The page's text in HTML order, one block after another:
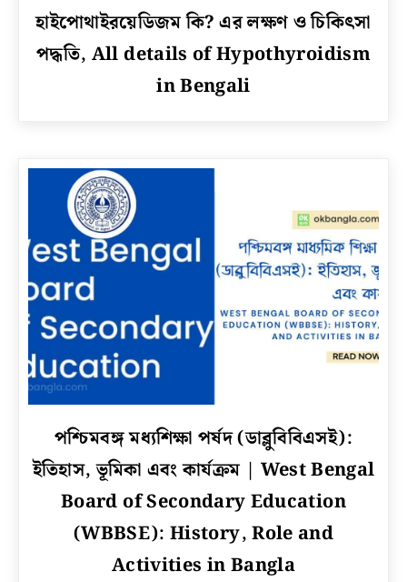
link
হাইপোথাইরয়েডিজম
চিকিৎসা
details
of
Hypothyroidism
in
Bengali
হাইপোথাইরয়েডিজম কি? এর লক্ষণ ও চিকিৎসা
পদ্ধতি, All details of Hypothyroidism
in Bengali
to
পশ্চিমবঙ্গ
মধ্যশিক্ষা
(ডাব্লুবিবিএসই):
পশ্চিমবঙ্গ মধ্যশিক্ষা পর্ষদ (ডাব্লুবিবিএসই):
ইতিহাস, ভূমিকা এবং কার্যক্রম | West Bengal
Board of Secondary Education
(WBBSE): History, Role and
Activities in Bangla